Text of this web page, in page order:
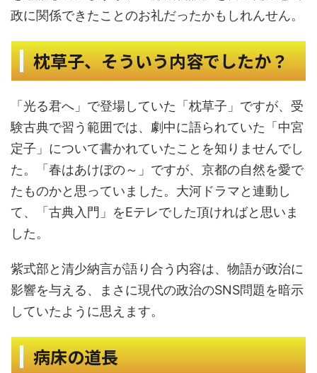
政に関係できたことのお礼だったかもしれんせん。
枕草子、そういう内容でしたか？
「光る君へ」で登場していた「枕草子」ですが、受
験古典で習う範囲では、劇中に語られていた「中宮
定子」について書かれていたことを知りませんでし
た。「春はあけぼの～」ですが、京都の自然を愛で
たものかと思っていました。大河ドラマと連動し
て、「古典入門」をEテレでした頂ければと思いま
した。
紫式部と清少納言が語り合う内容は、物語が政治に
影響を与える、まさに現代の政治のSNS問題を暗示
していたように思えます。
病床の道長